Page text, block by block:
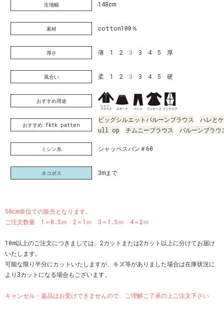
生地幅 148cm
素材 cotton100％
厚さ 薄 1 2 3 3 4 5 厚
風合い 柔 1 2 3 3 4 5 硬
おすすめ用途
おすすめ fktk patten
ビッグシルエットバルーンブラウス
ハレと
ull op
チムニーブラウス バルーンブラウ
ミシン糸 シャッペスパン＃60
ネコポス 3mまで
50cm単位での販売となります。
ご注文数量 1＝0.5ｍ 2＝1ｍ 3＝1.5ｍ 4＝2ｍ
10m以上のご注文につきましては、2カットまたは2カット以上に分けてお届け
いたします。
可能な限り半分にカットいたしますが、キズ等がありました場合は在庫状況に
より3カットになる場合もございます。
キャンセル・返品はお受けできませんので、ご理解ご了承の上ご注文下さい